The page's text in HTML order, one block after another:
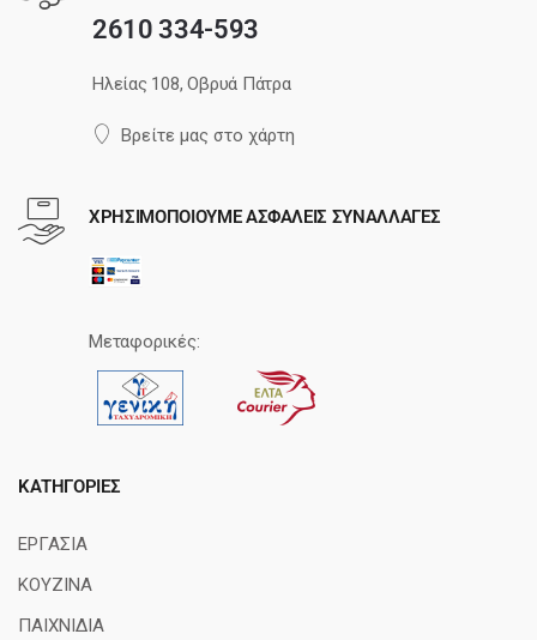
2610 334-593
Ηλείας 108, Οβρυά Πάτρα
Βρείτε μας στο χάρτη
ΧΡΗΣΙΜΟΠΟΙΟΥΜΕ ΑΣΦΑΛΕΙΣ ΣΥΝΑΛΛΑΓΕΣ
Μεταφορικές:
ΚΑΤΗΓΟΡΊΕΣ
ΕΡΓΑΣΙΑ
ΚΟΥΖΙΝΑ
ΠΑΙΧΝΙΔΙΑ